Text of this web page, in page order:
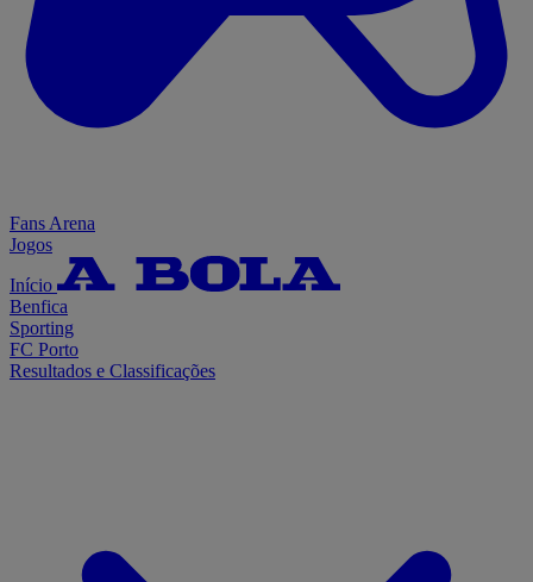
Fans Arena
Jogos
Início
Benfica
Sporting
FC Porto
Resultados e Classificações